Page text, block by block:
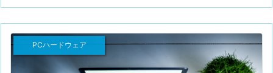
PCハードウェア